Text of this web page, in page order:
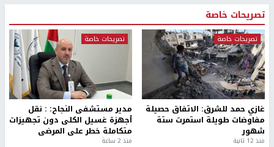
تصريحات خاصة
تصريحات خاصة
غازي حمد للشرق: الاتفاق حصيلة
مفاوضات طويلة استمرت ستة
شهور
منذ 12 ثانية
تصريحات خاصة
مدير مستشفى النجاح: : نقل
أجهزة غسيل الكلى دون تجهيزات
متكاملة خطر على المرضى
منذ 2 ساعة